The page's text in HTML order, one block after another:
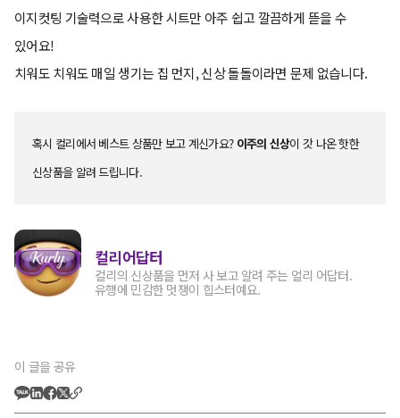
이지컷팅 기술력으로 사용한 시트만 아주 쉽고 깔끔하게 뜯을 수
있어요!
치워도 치워도 매일 생기는 집 먼지, 신상 돌돌이라면 문제 없습니다.
혹시 컬리에서 베스트 상품만 보고 계신가요? 이주의 신상이 갓 나온 핫한
신상품을 알려 드립니다.
컬리어답터
컬리의 신상품을 먼저 사 보고 알려 주는 얼리 어답터.
유행에 민감한 멋쟁이 힙스터예요.
이 글을 공유